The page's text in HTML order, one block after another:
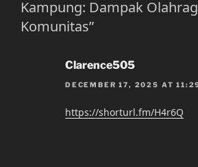
Kampung: Dampak
Komunitas”
Clarence505
DECEMBER 17, 2025 AT
https://shorturl.fm/H4r6Q